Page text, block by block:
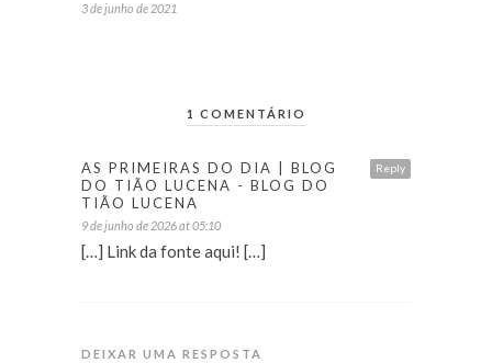
3 de junho de 2021
1 COMENTÁRIO
Reply
AS PRIMEIRAS DO DIA | BLOG
DO TIÃO LUCENA - BLOG DO
TIÃO LUCENA
9 de junho de 2026 at 05:10
[…] Link da fonte aqui! […]
DEIXAR UMA RESPOSTA